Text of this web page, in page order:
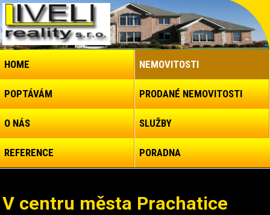
HOME NEMOVITOSTI
POPTÁVÁM PRODANÉ NEMOVITOSTI
O NÁS SLUŽBY
REFERENCE PORADNA
V centru města Prachatice